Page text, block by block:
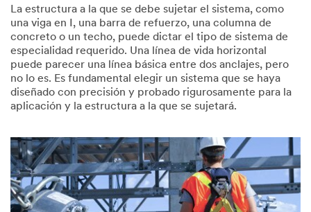
La estructura a la que se debe sujetar el sistema, como
una viga en I, una barra de refuerzo, una columna de
concreto o un techo, puede dictar el tipo de sistema de
especialidad requerido. Una línea de vida horizontal
puede parecer una línea básica entre dos anclajes, pero
no lo es. Es fundamental elegir un sistema que se haya
diseñado con precisión y probado rigurosamente para la
aplicación y la estructura a la que se sujetará.